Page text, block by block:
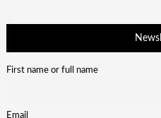
First name or full name
Email